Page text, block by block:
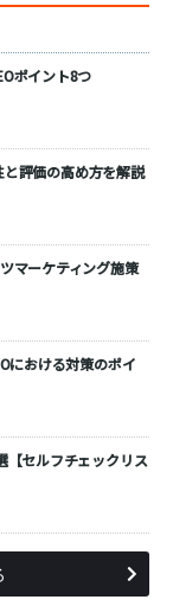
ポイント8つ
評価の高め方を解説
マーケティング施策
における対策のポイ
【セルフチェックリス